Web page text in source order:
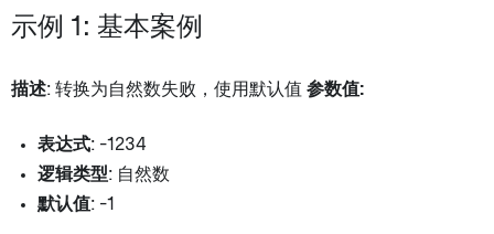
示例 1: 基本案例
描述: 转换为自然数失败，使用默认值 参数值:
表达式: -1234
逻辑类型: 自然数
默认值: -1